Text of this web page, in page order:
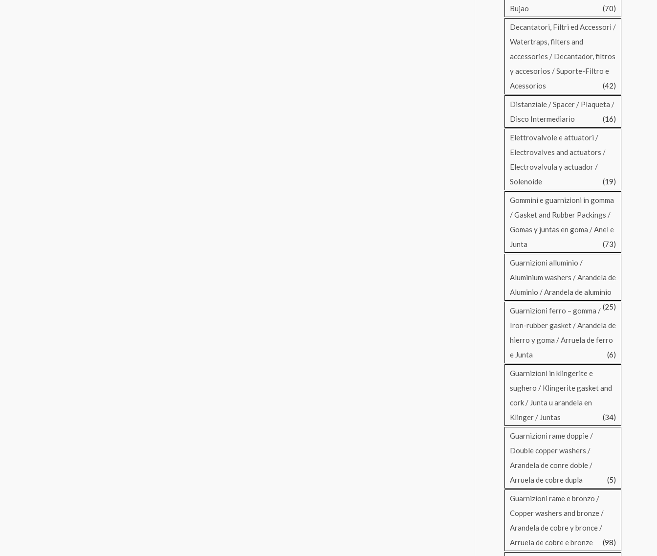
Bujao
(70)
Decantatori, Filtri ed Accessori /
Watertraps, filters and
accessories / Decantador, filtros
y accesorios / Suporte-Filtro e
Acessorios
(42)
Distanziale / Spacer / Plaqueta /
Disco Intermediario
(16)
Elettrovalvole e attuatori /
Electrovalves and actuators /
Electrovalvula y actuador /
Solenoide
(19)
Gommini e guarnizioni in gomma
/ Gasket and Rubber Packings /
Gomas y juntas en goma / Anel e
Junta
(73)
Guarnizioni alluminio /
Aluminium washers / Arandela de
Aluminio / Arandela de aluminio
(25)
Guarnizioni ferro – gomma /
Iron-rubber gasket / Arandela de
hierro y goma / Arruela de ferro
e Junta
(6)
Guarnizioni in klingerite e
sughero / Klingerite gasket and
cork / Junta u arandela en
Klinger / Juntas
(34)
Guarnizioni rame doppie /
Double copper washers /
Arandela de conre doble /
Arruela de cobre dupla
(5)
Guarnizioni rame e bronzo /
Copper washers and bronze /
Arandela de cobre y bronce /
Arruela de cobre e bronze
(98)